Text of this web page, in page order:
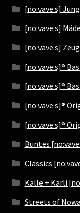
[no:vave:s]
[no:vave:s]
[no:vave:s]
[no:vave:s]®
[no:vave:s]®
[no:vave:s]®
[no:vave:s]®
Buntes
Classics
Kalle + Karli
Streets of